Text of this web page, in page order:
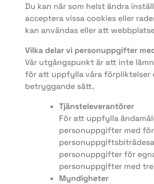
Du kan när som helst ändra
acceptera vissa cookies eller
kan användas eller att
Vilka delar vi personuppgifter
Vår utgångspunkt är att inte
för att uppfylla våra förpliktelser
betryggande sätt.
Tjänsteleverantörer
För att uppfylla
personuppgifter med
personuppgifter för
personuppgifter med
Myndigheter